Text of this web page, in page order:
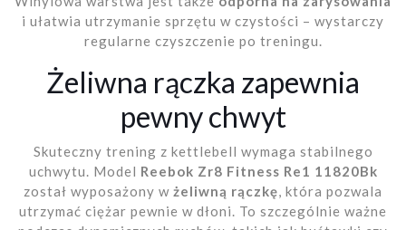
i ułatwia utrzymanie sprzętu w czystości – wystarczy
regularne czyszczenie po treningu.
Żeliwna rączka zapewnia
pewny chwyt
Skuteczny trening z kettlebell wymaga stabilnego
uchwytu. Model Reebok Zr8 Fitness Re1 11820Bk
został wyposażony w żeliwną rączkę, która pozwala
utrzymać ciężar pewnie w dłoni. To szczególnie ważne